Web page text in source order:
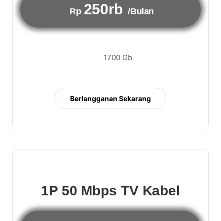
Rp 250rb /Bulan
1700 Gb
Berlangganan Sekarang
1P 50 Mbps TV Kabel